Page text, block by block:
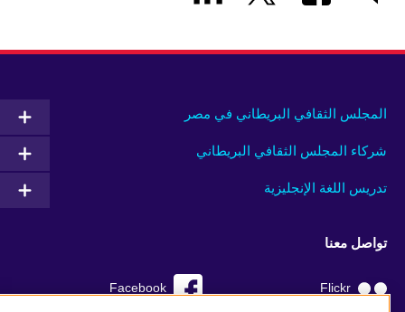
المجلس الثقافي البريطاني في مصر
شركاء المجلس الثقافي البريطاني
تدريس اللغة الإنجليزية
تواصل معنا
Facebook Flickr